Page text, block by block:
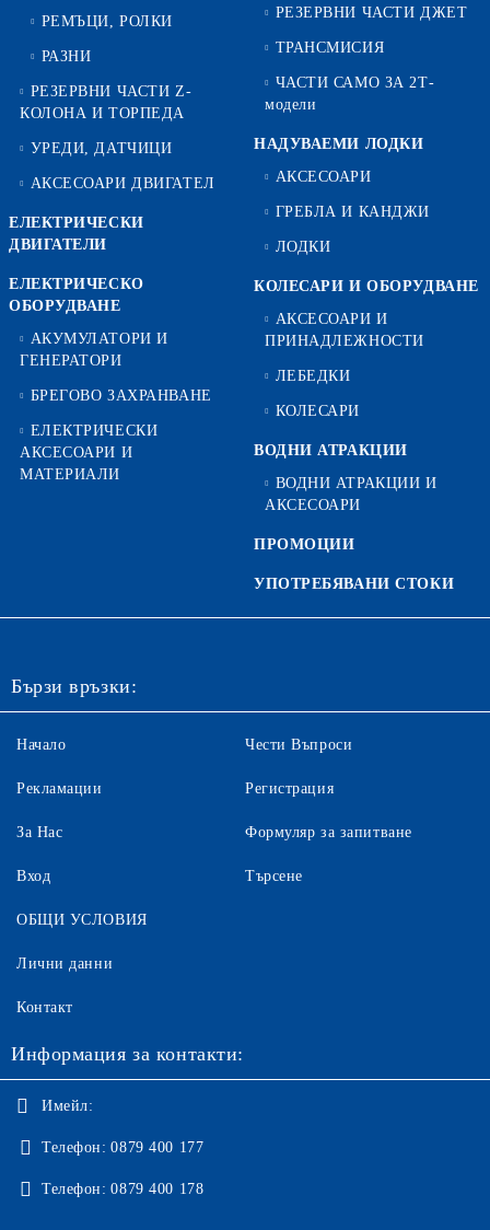
РЕМЪЦИ, РОЛКИ
РАЗНИ
РЕЗЕРВНИ ЧАСТИ Z-
КОЛОНА И ТОРПЕДА
УРЕДИ, ДАТЧИЦИ
АКСЕСОАРИ ДВИГАТЕЛ
ЕЛЕКТРИЧЕСКИ
ДВИГАТЕЛИ
ЕЛЕКТРИЧЕСКО
ОБОРУДВАНЕ
АКУМУЛАТОРИ И
ГЕНЕРАТОРИ
БРЕГОВО ЗАХРАНВАНЕ
ЕЛЕКТРИЧЕСКИ
АКСЕСОАРИ И
МАТЕРИАЛИ
РЕЗЕРВНИ ЧАСТИ ДЖЕТ
ТРАНСМИСИЯ
ЧАСТИ САМО ЗА 2Т-
модели
НАДУВАЕМИ ЛОДКИ
АКСЕСОАРИ
ГРЕБЛА И КАНДЖИ
ЛОДКИ
КОЛЕСАРИ И ОБОРУДВАНЕ
АКСЕСОАРИ И
ПРИНАДЛЕЖНОСТИ
ЛЕБЕДКИ
КОЛЕСАРИ
ВОДНИ АТРАКЦИИ
ВОДНИ АТРАКЦИИ И
АКСЕСОАРИ
ПРОМОЦИИ
УПОТРЕБЯВАНИ СТОКИ
Бързи връзки:
Начало
Рекламации
За Нас
Вход
Чести Въпроси
Регистрация
Формуляр за запитване
Търсене
ОБЩИ УСЛОВИЯ
Лични данни
Контакт
Информация за контакти:
Имейл:
Телефон: 0879 400 177
Телефон: 0879 400 178